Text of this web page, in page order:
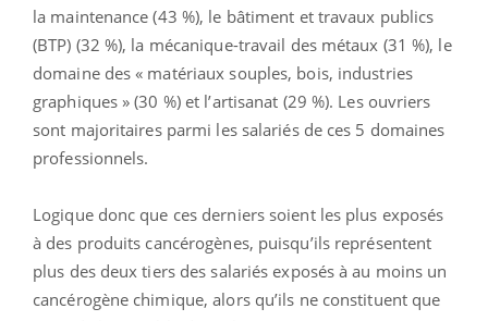
la maintenance (43 %), le bâtiment et travaux publics
(BTP) (32 %), la mécanique-travail des métaux (31 %), le
domaine des « matériaux souples, bois, industries
graphiques » (30 %) et l’artisanat (29 %). Les ouvriers
sont majoritaires parmi les salariés de ces 5 domaines
professionnels.
Logique donc que ces derniers soient les plus exposés
à des produits cancérogènes, puisqu’ils représentent
plus des deux tiers des salariés exposés à au moins un
cancérogène chimique, alors qu’ils ne constituent que